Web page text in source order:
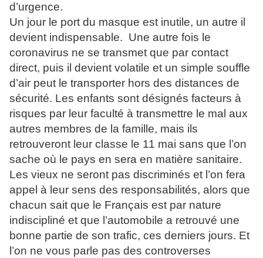
d’urgence.
Un jour le port du masque est inutile, un autre il
devient indispensable. Une autre fois le
coronavirus ne se transmet que par contact
direct, puis il devient volatile et un simple souffle
d’air peut le transporter hors des distances de
sécurité. Les enfants sont désignés facteurs à
risques par leur faculté à transmettre le mal aux
autres membres de la famille, mais ils
retrouveront leur classe le 11 mai sans que l’on
sache où le pays en sera en matière sanitaire.
Les vieux ne seront pas discriminés et l’on fera
appel à leur sens des responsabilités, alors que
chacun sait que le Français est par nature
indiscipliné et que l’automobile a retrouvé une
bonne partie de son trafic, ces derniers jours. Et
l’on ne vous parle pas des controverses